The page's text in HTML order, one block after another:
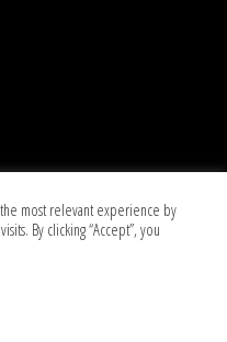
most relevant experience by
By clicking “Accept”, you